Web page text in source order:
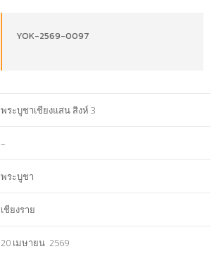
YOK-2569-0097
พระบูชาเชียงแสน สิงห์ 3
–
พระบูชา
เชียงราย
20 เมษายน 2569